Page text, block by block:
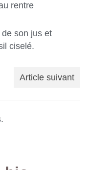
rentre
son jus et
ciselé.
Article suivant